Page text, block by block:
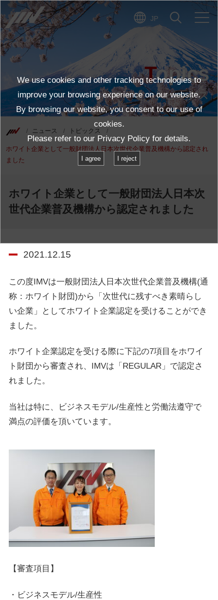
JP
Topics
トピックス
ニュース トピックス
ホワイト企業として一般財団法人日本次世代企業普及機構から認定され
ました
ホワイト企業として一般財団法人日本次
世代企業普及機構から認定されました
2021.12.15
この度IMVは一般財団法人日本次世代企業普及機構(通
称：ホワイト財団)から「次世代に残すべき素晴らし
い企業」としてホワイト企業認定を受けることができ
ました。
ホワイト企業認定を受ける際に下記の7項目をホワイ
ト財団から審査され、IMVは「REGULAR」で認定さ
れました。
当社は特に、ビジネスモデル/生産性と労働法遵守で
満点の評価を頂いています。
【審査項目】
・ビジネスモデル/生産性
We use cookies and other tracking technologies to
improve your browsing experience on our website.
By browsing our website, you consent to our use of
cookies.
Please refer to our Privacy Policy for details.
I agree I reject